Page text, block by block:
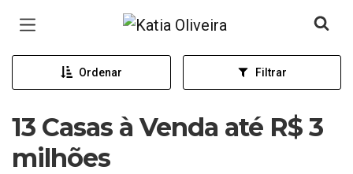
Página inicial
Ordenar Filtrar
13 Casas à Venda até R$ 3
milhões